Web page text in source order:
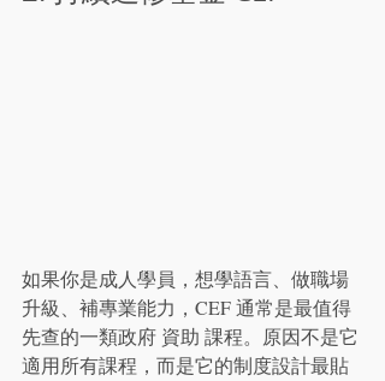
如果你是成人學員，想學語言、做職場
升級、補專業能力，CEF 通常是最值得
先查的一類政府 資助 課程。原因不是它
適用所有課程，而是它的制度設計最貼